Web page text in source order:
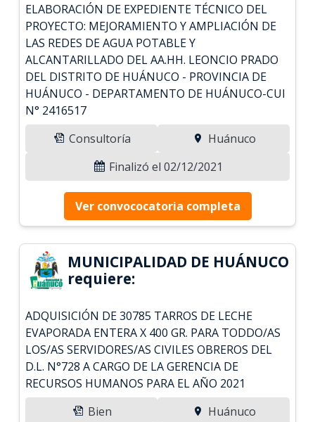
ELABORACIÓN DE EXPEDIENTE TÉCNICO DEL
PROYECTO: MEJORAMIENTO Y AMPLIACIÓN DE
LAS REDES DE AGUA POTABLE Y
ALCANTARILLADO DEL AA.HH. LEONCIO PRADO
DEL DISTRITO DE HUÁNUCO - PROVINCIA DE
HUÁNUCO - DEPARTAMENTO DE HUÁNUCO-CUI
N° 2416517
Consultoría
Huánuco
Finalizó el 02/12/2021
Ver convococatoria completa
MUNICIPALIDAD DE HUÁNUCO
requiere:
ADQUISICIÓN DE 30785 TARROS DE LECHE
EVAPORADA ENTERA X 400 GR. PARA TODDO/AS
LOS/AS SERVIDORES/AS CIVILES OBREROS DEL
D.L. N°728 A CARGO DE LA GERENCIA DE
RECURSOS HUMANOS PARA EL AÑO 2021
Bien
Huánuco